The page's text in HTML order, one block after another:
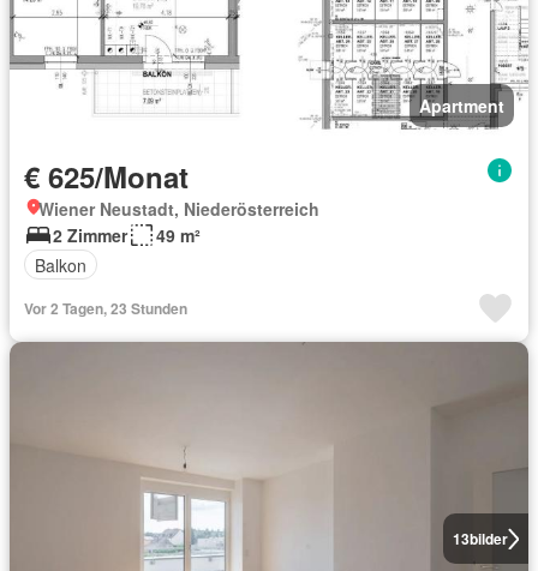
Apartment
€ 625/Monat
Wiener Neustadt, Niederösterreich
2 Zimmer
49 m²
Balkon
Vor 2 Tagen, 23 Stunden
13bilder